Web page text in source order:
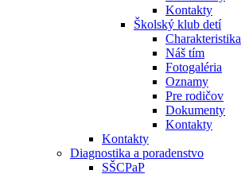
Kontakty
Školský klub detí
Charakteristika
Náš tím
Fotogaléria
Oznamy
Pre rodičov
Dokumenty
Kontakty
Kontakty
Diagnostika a poradenstvo
SŠCPaP